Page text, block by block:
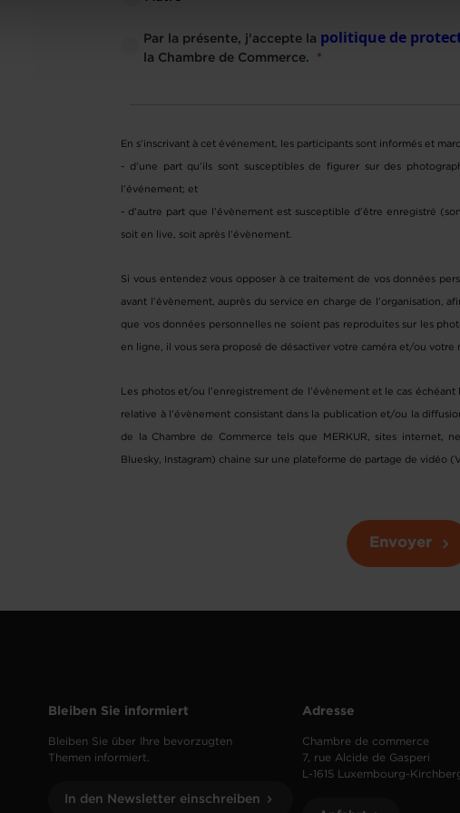
Par la présente, j'accepte la politique de
la Chambre de Commerce.
En s’inscrivant à cet événement, les participants sont informés et
- d’une part qu’ils sont susceptibles de figurer sur des
l’événement; et
- d’autre part que l’évènement est susceptible d’être enregistré
soit en live, soit après l’évènement.
Si vous entendez vous opposer à ce traitement de vos données
avant l’évènement, auprès du service en charge de l’organisation,
que vos données personnelles ne soient pas reproduites sur les
en ligne, il vous sera proposé de désactiver votre caméra et/ou votre
Les photos et/ou l’enregistrement de l’évènement et le cas
relative à l’évènement consistant dans la publication et/ou la
de la Chambre de Commerce tels que MERKUR, sites internet,
Bluesky, Instagram) chaine sur une plateforme de partage de vidéo
Envoyer
Bleiben Sie informiert
Bleiben Sie über Ihre bevorzugten
Themen informiert.
In den Newsletter einschreiben
Adresse
Chambre de commerce
7, rue Alcide de Gasperi
L-1615 Luxembourg-